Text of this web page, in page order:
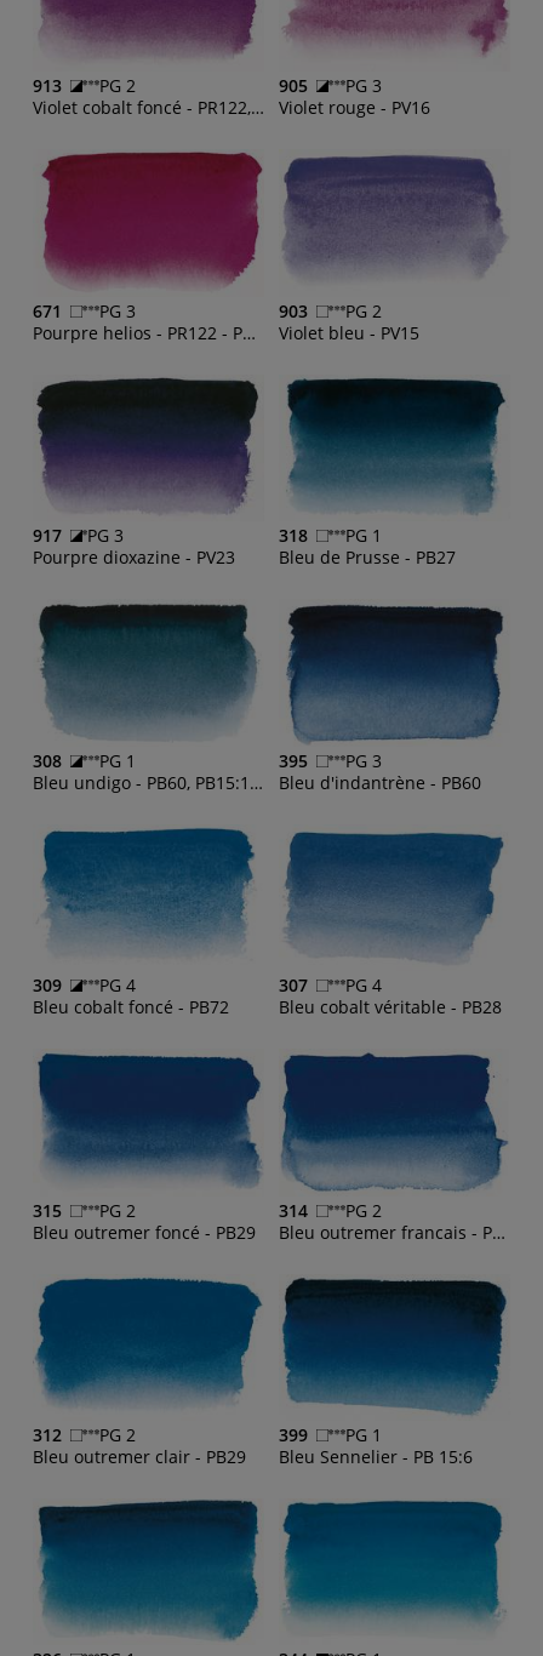
913
PG 2
Violet cobalt foncé - PR122, PV16
905
PG 3
Violet rouge - PV16
671
PG 3
Pourpre helios - PR122 - PV15
903
PG 2
Violet bleu - PV15
917
PG 3
Pourpre dioxazine - PV23
318
PG 1
Bleu de Prusse - PB27
308
PG 1
Bleu undigo - PB60, PB15:1, PBk7
395
PG 3
Bleu d'indantrène - PB60
309
PG 4
Bleu cobalt foncé - PB72
307
PG 4
Bleu cobalt véritable - PB28
315
PG 2
Bleu outremer foncé - PB29
314
PG 2
Bleu outremer francais - PB29, PV15
312
PG 2
Bleu outremer clair - PB29
399
PG 1
Bleu Sennelier - PB 15:6